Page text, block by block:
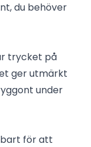
du behöver
trycket på
ger utmärkt
under
för att